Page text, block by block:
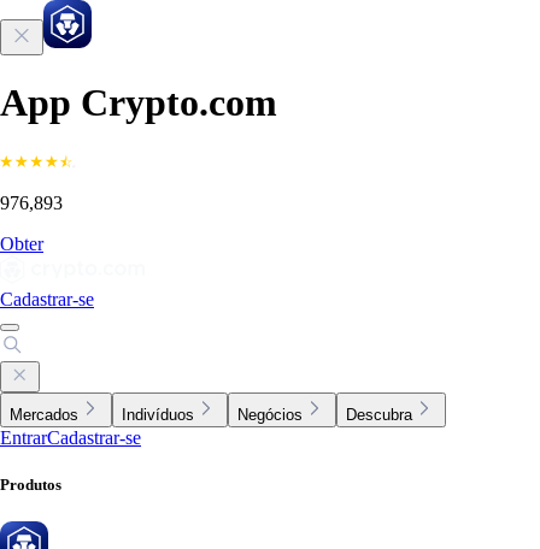
App Crypto.com
976,893
Obter
Cadastrar-se
Mercados Indivíduos Negócios Descubra
EntrarCadastrar-se
Produtos